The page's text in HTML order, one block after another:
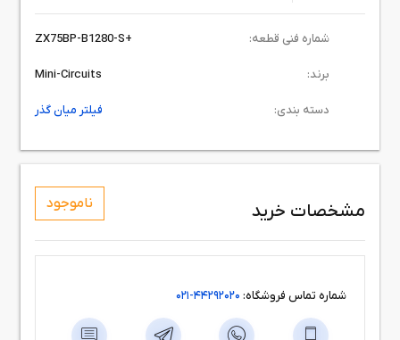
شماره فنی قطعه: ZX75BP-B1280-S+
برند: Mini-Circuits
دسته بندی: فیلتر میان گذر
مشخصات خرید ناموجود
شماره تماس فروشگاه: 44292020-021